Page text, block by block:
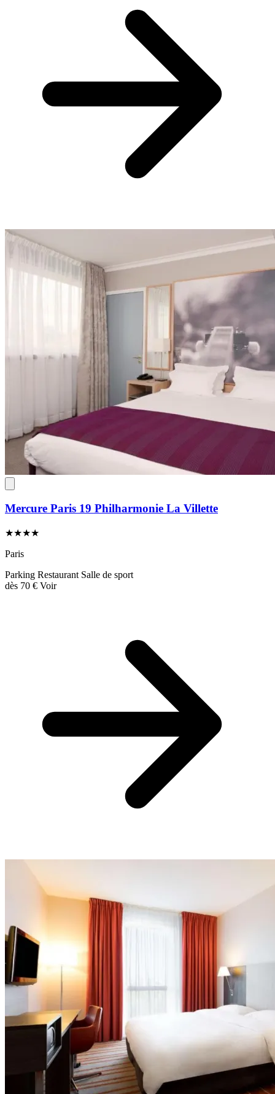
Mercure Paris 19 Philharmonie La Villette
★★★★
Paris
Parking Restaurant Salle de sport
dès 70 € Voir